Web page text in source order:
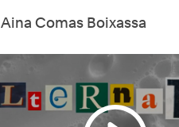
Aina Comas Boixassa